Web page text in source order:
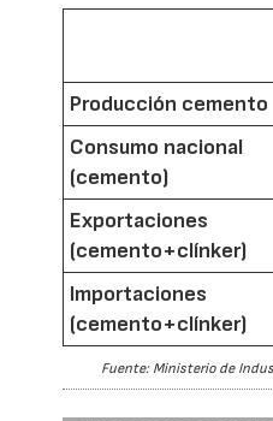
Producción cemento
Consumo nacional
(cemento)
Exportaciones
(cemento+clínker)
Importaciones
(cemento+clínker)
Fuente: Ministerio de